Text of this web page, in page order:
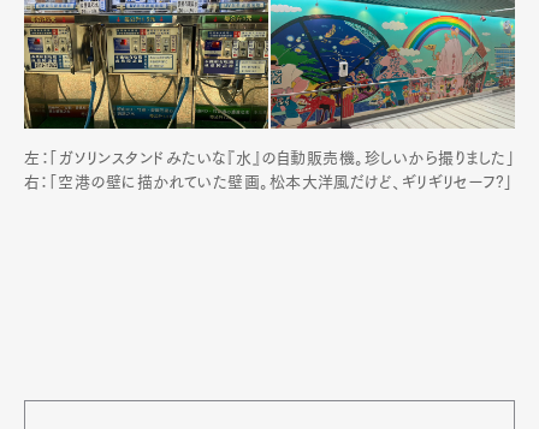
左：「ガソリンスタンドみたいな『水』の自動販売機。珍しいから撮りました」
右：「空港の壁に描かれていた壁画。松本大洋風だけど、ギリギリセーフ?」